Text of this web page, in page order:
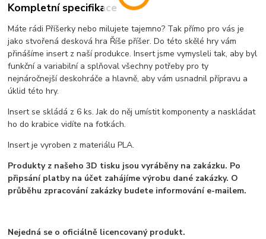
Kompletní specifikace
Máte rádi Příšerky nebo milujete tajemno? Tak přímo pro vás je
jako stvořená desková hra Říše příšer. Do této skělé hry vám
přinášíme insert z naší produkce. Insert jsme vymysleli tak, aby byl
funkční a variabilní a splňoval všechny potřeby pro ty
nejnáročnejší deskohráče a hlavně, aby vám usnadnil přípravu a
úklid této hry.
Insert se skládá z 6 ks. Jak do něj umístit komponenty a naskládat
ho do krabice vidíte na fotkách.
Insert je vyroben z materiálu PLA.
Produkty z našeho 3D tisku jsou vyráběny na zakázku. Po
připsání platby na účet zahájíme výrobu dané zakázky. O
průběhu zpracování zakázky budete informování e-mailem.
Nejedná se o oficiálně licencovaný produkt.